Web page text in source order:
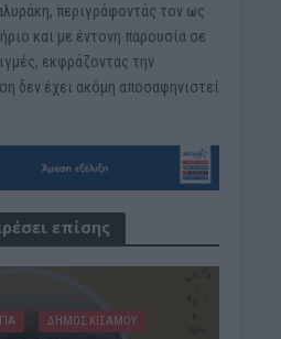
περιγράφοντάς τον ως
και με έντονη παρουσία σε
εκφράζοντας την
δεν έχει ακόμη αποσαφηνιστεί
επίσης
ΔΉΜΟΣ ΚΙΣΆΜΟΥ